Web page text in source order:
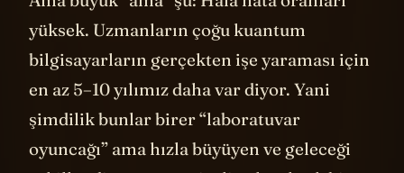
Ama büyük “ama” şu: Hâlâ hata oranları
yüksek. Uzmanların çoğu kuantum
bilgisayarların gerçekten işe yaraması için
en az 5–10 yılımız daha var diyor. Yani
şimdilik bunlar birer “laboratuvar
oyuncağı” ama hızla büyüyen ve geleceği